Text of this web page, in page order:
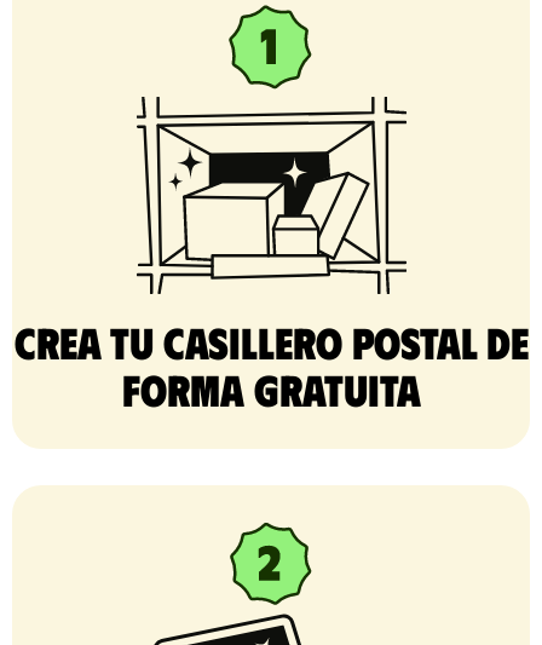
Crea tu casillero postal de
forma gratuita​